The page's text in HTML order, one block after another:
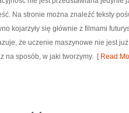
Na stronie można znaleźć teksty
kojarzyły się głównie z filmami
że uczenie maszynowe nie jest
na sposób, w jaki tworzymy. [ Read